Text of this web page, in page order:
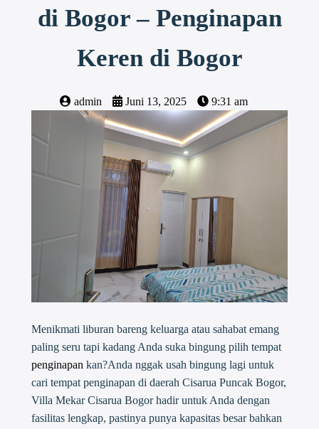
di Bogor – Penginapan
Keren di Bogor
admin Juni 13, 2025 9:31 am
Menikmati liburan bareng keluarga atau sahabat emang
paling seru tapi kadang Anda suka bingung pilih tempat
penginapan kan?Anda nggak usah bingung lagi untuk
cari tempat penginapan di daerah Cisarua Puncak Bogor,
Villa Mekar Cisarua Bogor hadir untuk Anda dengan
fasilitas lengkap, pastinya punya kapasitas besar bahkan